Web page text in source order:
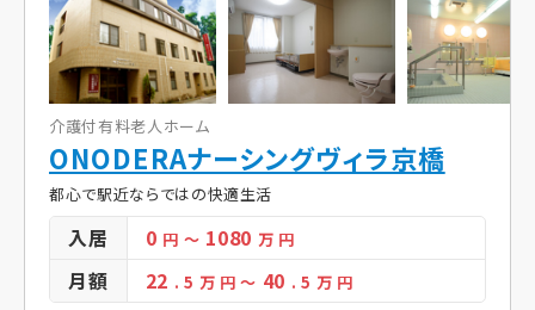
介護付有料老人ホーム
ONODERAナーシングヴィラ京橋
都心で駅近ならではの快適生活
入居 0 円 ～ 1080 万 円
月額 22 . 5 万 円～ 40 . 5 万 円